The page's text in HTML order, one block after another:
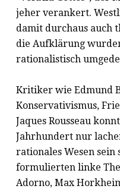
jeher verankert.
damit durchaus auch
die Aufklärung
rationalistisch
Kritiker wie Edmund
Konservativismus,
Jaques Rousseau
Jahrhundert nur
rationales Wesen
formulierten linke
Adorno, Max